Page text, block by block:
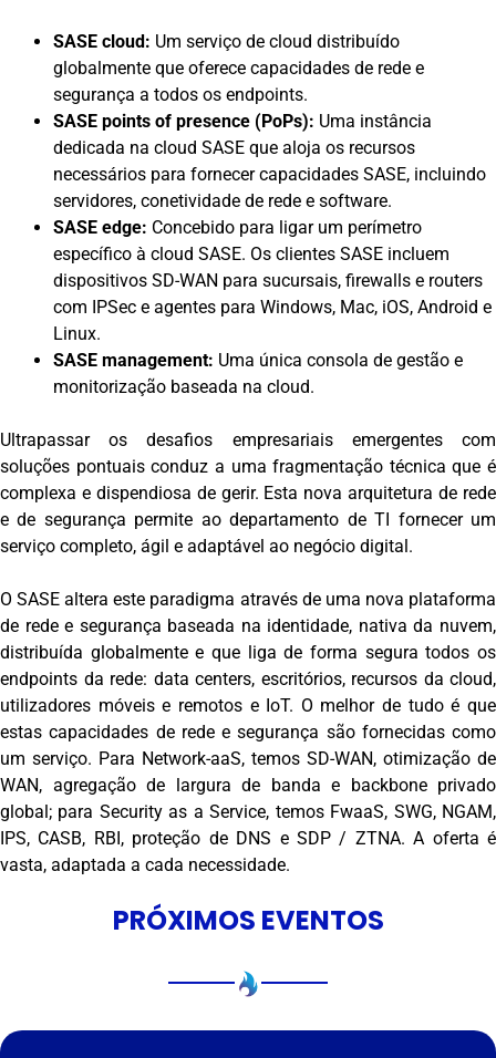
SASE cloud: Um serviço de cloud distribuído
globalmente que oferece capacidades de rede e
segurança a todos os endpoints.
SASE points of presence (PoPs): Uma instância
dedicada na cloud SASE que aloja os recursos
necessários para fornecer capacidades SASE, incluindo
servidores, conetividade de rede e software.
SASE edge: Concebido para ligar um perímetro
específico à cloud SASE. Os clientes SASE incluem
dispositivos SD-WAN para sucursais, firewalls e routers
com IPSec e agentes para Windows, Mac, iOS, Android e
Linux.
SASE management: Uma única consola de gestão e
monitorização baseada na cloud.
Ultrapassar os desafios empresariais emergentes com
soluções pontuais conduz a uma fragmentação técnica que é
complexa e dispendiosa de gerir. Esta nova arquitetura de rede
e de segurança permite ao departamento de TI fornecer um
serviço completo, ágil e adaptável ao negócio digital.
O SASE altera este paradigma através de uma nova plataforma
de rede e segurança baseada na identidade, nativa da nuvem,
distribuída globalmente e que liga de forma segura todos os
endpoints da rede: data centers, escritórios, recursos da cloud,
utilizadores móveis e remotos e IoT. O melhor de tudo é que
estas capacidades de rede e segurança são fornecidas como
um serviço. Para Network-aaS, temos SD-WAN, otimização de
WAN, agregação de largura de banda e backbone privado
global; para Security as a Service, temos FwaaS, SWG, NGAM,
IPS, CASB, RBI, proteção de DNS e SDP / ZTNA. A oferta é
vasta, adaptada a cada necessidade.
PRÓXIMOS EVENTOS